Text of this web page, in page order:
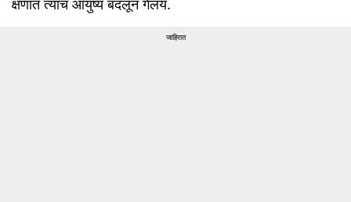
क्षणात त्याचं आयुष्य बदलून गेलंय.
जाहिरात